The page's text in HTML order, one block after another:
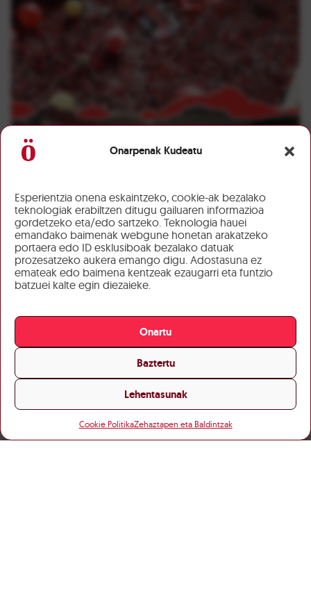
Onarpenak Kudeatu
Esperientzia onena eskaintzeko, cookie-ak bezalako
teknologiak erabiltzen ditugu gailuaren informazioa
gordetzeko eta/edo sartzeko. Teknologia hauei
emandako baimenak webgune honetan arakatzeko
portaera edo ID esklusiboak bezalako datuak
prozesatzeko aukera emango digu. Adostasuna ez
emateak edo baimena kentzeak ezaugarri eta funtzio
batzuei kalte egin diezaieke.
Onartu
Baztertu
Lehentasunak
Cookie PolitikaZehaztapen eta Baldintzak